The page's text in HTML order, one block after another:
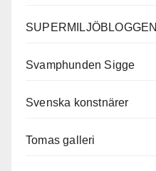
SUPERMILJÖBLOGGEN
Svamphunden Sigge
Svenska konstnärer
Tomas galleri